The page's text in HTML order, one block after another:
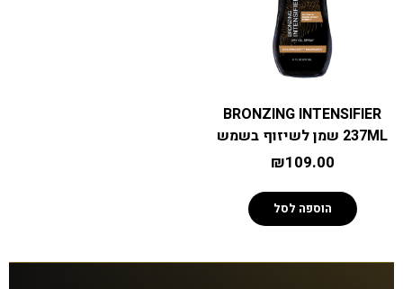
טיפול באור אדום
אפליקציית MiniSun
BRONZING INTENSIFIER
237ML שמן לשיזוף בשמש
₪109.00
הוספה לסל